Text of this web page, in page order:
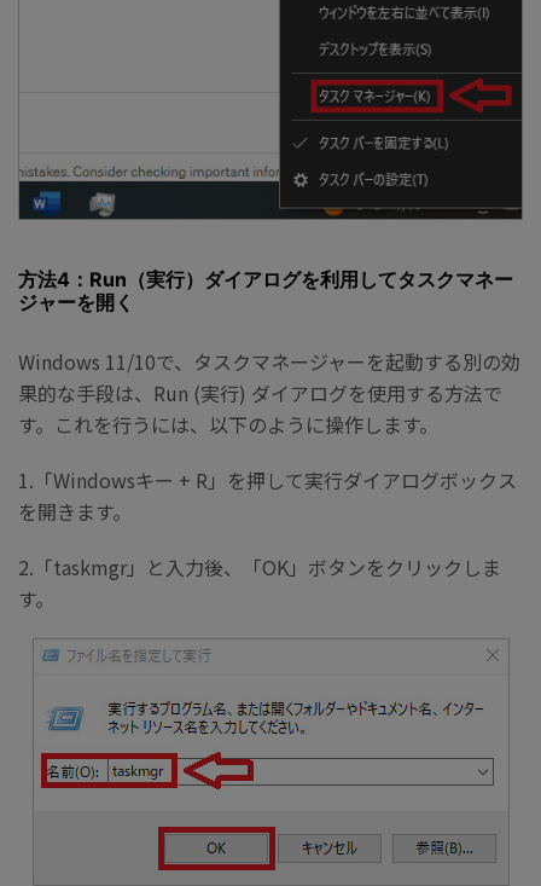
方法4：Run（実行）ダイアログを利用してタスクマネー
ジャーを開く
Windows 11/10で、タスクマネージャーを起動する別の効
果的な手段は、Run (実行) ダイアログを使用する方法で
す。これを行うには、以下のように操作します。
1.「Windowsキー + R」を押して実行ダイアログボックス
を開きます。
2.「taskmgr」と入力後、「OK」ボタンをクリックしま
す。